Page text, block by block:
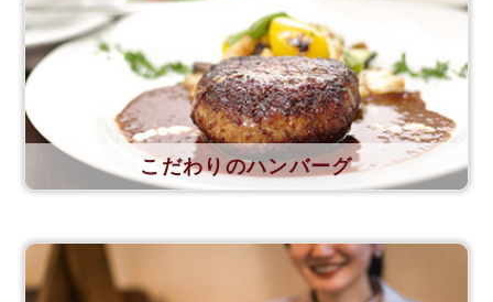
こだわりのハンバーグ